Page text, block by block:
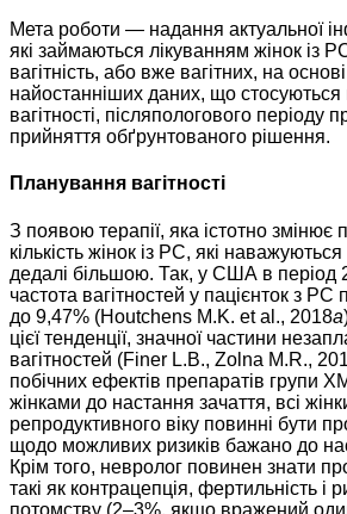
Мета роботи — надання актуальної
які займаються лікуванням жінок із
вагітність, або вже вагітних, на
найостанніших даних, що стосуються
вагітності, післяпологового періоду
прийняття обґрунтованого рішення.
Планування вагітності
З появою терапії, яка істотно змінює
кількість жінок із РС, які наважуються
дедалі більшою. Так, у США в період
частота вагітностей у пацієнток з
до 9,47% (Houtchens M.K. et al., 2018a
цієї тенденції, значної частини
вагітностей (Finer L.B., Zolna M.R.,
побічних ефектів препаратів групи
жінками до настання зачаття, всі
репродуктивного віку повинні бути
щодо можливих ризиків бажано до
Крім того, невролог повинен знати
такі як контрацепція, фертильність і
потомству (2–3%, якщо вражений один